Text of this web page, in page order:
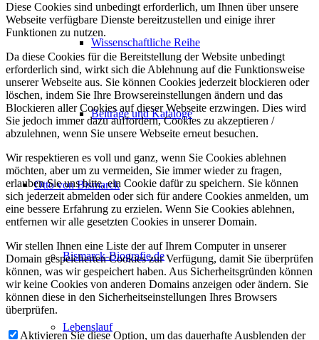
Wissenschaftliche Reihe
Beiträge und Kataloge
Otto von Bismarck
Bismarck-Biografie.de
Lebenslauf
Diese Cookies sind unbedingt erforderlich, um Ihnen über unsere
Webseite verfügbare Dienste bereitzustellen und einige ihrer
Funktionen zu nutzen.
Da diese Cookies für die Bereitstellung der Website unbedingt
erforderlich sind, wirkt sich die Ablehnung auf die Funktionsweise
unserer Webseite aus. Sie können Cookies jederzeit blockieren oder
löschen, indem Sie Ihre Browsereinstellungen ändern und das
Blockieren aller Cookies auf dieser Webseite erzwingen. Dies wird
Sie jedoch immer dazu auffordern, Cookies zu akzeptieren /
abzulehnen, wenn Sie unsere Webseite erneut besuchen.
Wir respektieren es voll und ganz, wenn Sie Cookies ablehnen
möchten, aber um zu vermeiden, Sie immer wieder zu fragen,
erlauben Sie uns bitte, ein Cookie dafür zu speichern. Sie können
sich jederzeit abmelden oder sich für andere Cookies anmelden, um
eine bessere Erfahrung zu erzielen. Wenn Sie Cookies ablehnen,
entfernen wir alle gesetzten Cookies in unserer Domain.
Wir stellen Ihnen eine Liste der auf Ihrem Computer in unserer
Domain gespeicherten Cookies zur Verfügung, damit Sie überprüfen
können, was wir gespeichert haben. Aus Sicherheitsgründen können
wir keine Cookies von anderen Domains anzeigen oder ändern. Sie
können diese in den Sicherheitseinstellungen Ihres Browsers
überprüfen.
Aktivieren Sie diese Option, um das dauerhafte Ausblenden der